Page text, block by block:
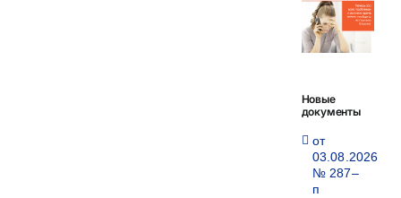
Новые
документы
от
03.08.2026
№ 287–
п